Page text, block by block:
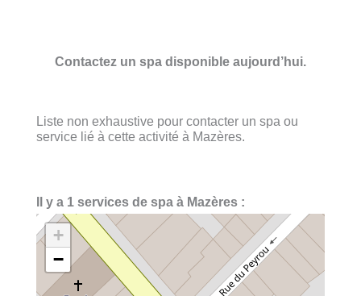
Contactez un spa disponible aujourd’hui.
Liste non exhaustive pour contacter un spa ou
service lié à cette activité à Mazères.
Il y a 1 services de spa à Mazères :
+
−